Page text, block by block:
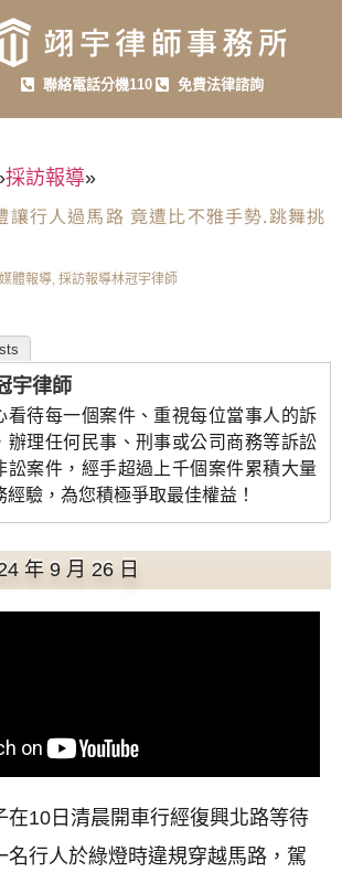
聯絡電話分機110 免費法律諮詢
採訪報導»
讓行人過馬路 竟遭比不雅手勢.跳舞挑
媒體報導, 採訪報導林冠宇律師
宇律師
看待每一個案件、重視每位當事人的訴
辦理任何民事、刑事或公司商務等訴訟
訟案件，經手超過上千個案件累積大量
經驗，為您積極爭取最佳權益！
年 9 月 26 日
在10日清晨開車行經復興北路等待
名行人於綠燈時違規穿越馬路，駕